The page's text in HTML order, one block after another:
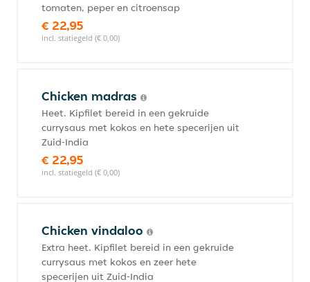
tomaten, peper en citroensap
€ 22,95
incl. statiegeld (€ 0,00)
Chicken madras
Heet. Kipfilet bereid in een gekruide
currysaus met kokos en hete specerijen uit
Zuid-India
€ 22,95
incl. statiegeld (€ 0,00)
Chicken vindaloo
Extra heet. Kipfilet bereid in een gekruide
currysaus met kokos en zeer hete
specerijen uit Zuid-India